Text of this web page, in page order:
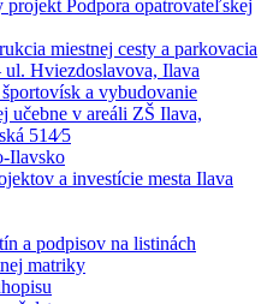
projekt Podpora opatrovateľskej
miestnej cesty a parkovacia
ul. Hviezdoslavova, Ilava
a vybudovanie
učebne v areáli ZŠ Ilava,
514⁄5
Ilavsko
a investície mesta Ilava
a podpisov na listinách
matriky